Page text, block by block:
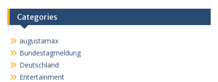
Categories
augustamax
Bundestagmeldung
Deutschland
Entertainment